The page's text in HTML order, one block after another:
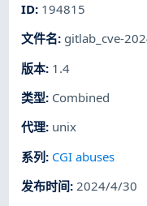
ID: 194815
文件名: gitlab_cve-
版本: 1.4
类型: Combined
代理: unix
系列: CGI abuses
发布时间: 2024/4/30